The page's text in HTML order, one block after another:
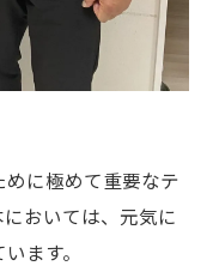
に極めて重要なテ
おいては、元気に
ます。